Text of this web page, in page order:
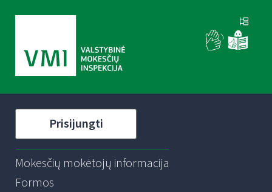
Prisijungti
Mokesčių mokėtojų informacija
Formos